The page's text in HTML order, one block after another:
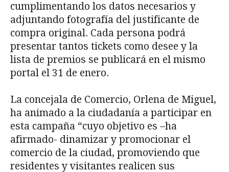
cumplimentando los datos necesarios y
adjuntando fotografía del justificante de
compra original. Cada persona podrá
presentar tantos tickets como desee y la
lista de premios se publicará en el mismo
portal el 31 de enero.
La concejala de Comercio, Orlena de Miguel,
ha animado a la ciudadanía a participar en
esta campaña “cuyo objetivo es –ha
afirmado- dinamizar y promocionar el
comercio de la ciudad, promoviendo que
residentes y visitantes realicen sus